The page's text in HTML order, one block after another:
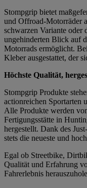
Stompgrip bietet
und Offroad-Motorräder
schwarzen Variante oder
ungehinderten Blick auf
Motorrads ermöglicht.
Kleber ausgestattet, der
Höchste Qualität,
Stompgrip Produkte
actionreichen Sportarten
Alle Produkte werden
Fertigungsstätte in
hergestellt. Dank des
stets die neueste und
Egal ob Streetbike,
Qualität und Erfahrung
Fahrerlebnis